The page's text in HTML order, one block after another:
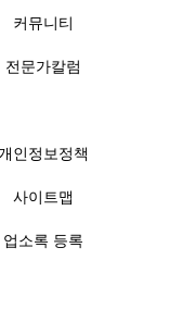
커뮤니티
전문가칼럼
개인정보정책
사이트맵
업소록 등록